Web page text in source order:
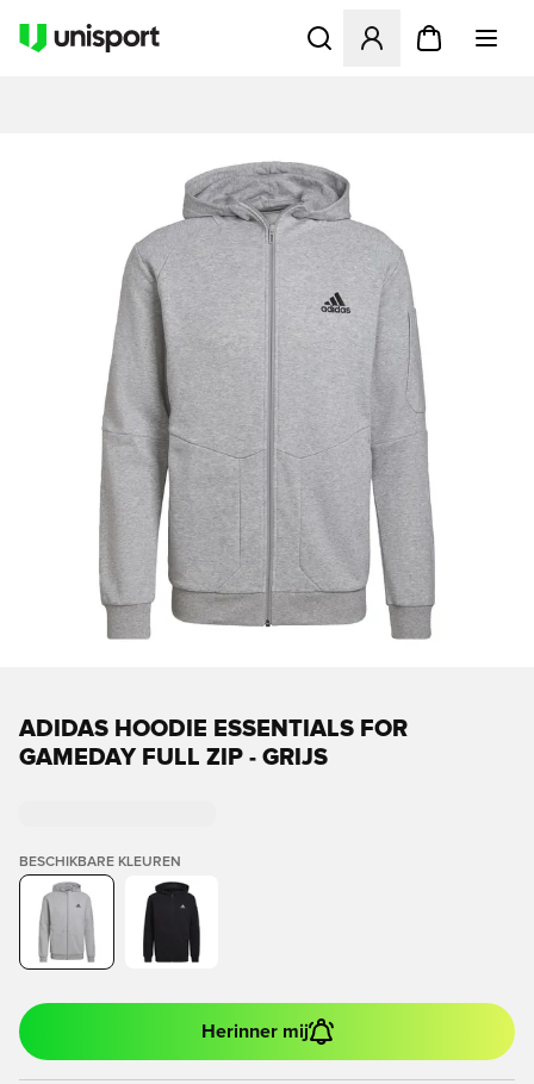
Opent een venster om in
ADIDAS HOODIE ESSENTIALS FOR
GAMEDAY FULL ZIP - GRIJS
BESCHIKBARE KLEUREN
Herinner mij